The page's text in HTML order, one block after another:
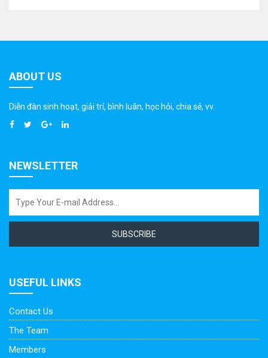
ABOUT US
Diễn đàn sinh hoạt, giải trí, bình luân, học hỏi, chia sẻ, vv.
NEWSLETTER
SUBSCRIBE
USEFUL LINKS
Contact Us
The Team
Members